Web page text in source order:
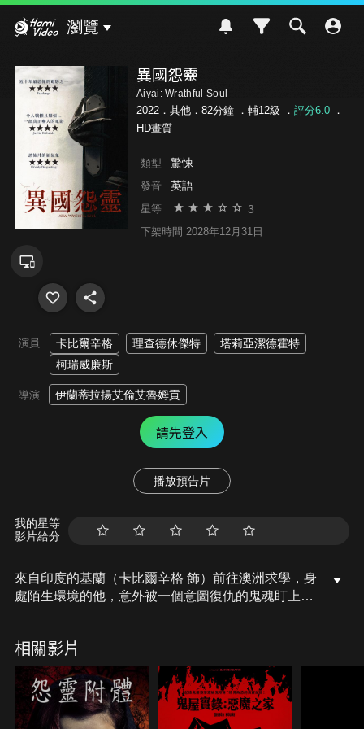
瀏覽
異國怨靈
Aiyai: Wrathful Soul
2022．其他．82分鐘 ． 輔12級 ． 評分6.0．
HD畫質
類型 驚悚
發音 英語
星等 3
下架時間 2028年12月31日
演員 卡比爾辛格 理查德休傑特
塔莉亞潔德霍特
柯瑞威廉斯
導演 伊蘭蒂拉揚艾倫艾魯姆貢
請先登入
播放預告片
我的星等
影片給分
來自印度的基蘭（卡比爾辛格 飾）前往澳洲求學，身
處陌生環境的他，意外被一個意圖復仇的鬼魂盯上，
相關影片